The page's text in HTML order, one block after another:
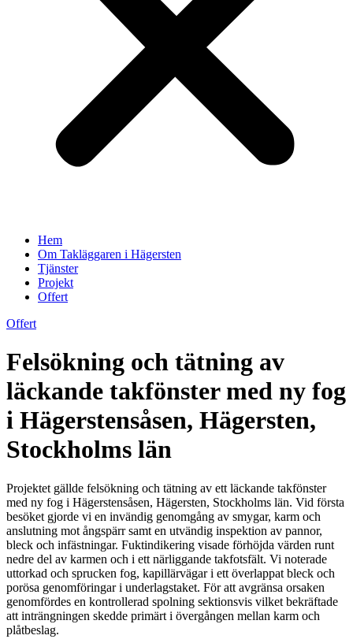
Hem
Om Takläggaren i Hägersten
Tjänster
Projekt
Offert
Offert
Felsökning och tätning av
läckande takfönster med ny fog
i Hägerstensåsen, Hägersten,
Stockholms län
Projektet gällde felsökning och tätning av ett läckande takfönster
med ny fog i Hägerstensåsen, Hägersten, Stockholms län. Vid första
besöket gjorde vi en invändig genomgång av smygar, karm och
anslutning mot ångspärr samt en utvändig inspektion av pannor,
bleck och infästningar. Fuktindikering visade förhöjda värden runt
nedre del av karmen och i ett närliggande takfotsfält. Vi noterade
uttorkad och sprucken fog, kapillärvägar i ett överlappat bleck och
porösa genomföringar i underlagstaket. För att avgränsa orsaken
genomfördes en kontrollerad spolning sektionsvis vilket bekräftade
att inträngningen skedde primärt i övergången mellan karm och
plåtbeslag.